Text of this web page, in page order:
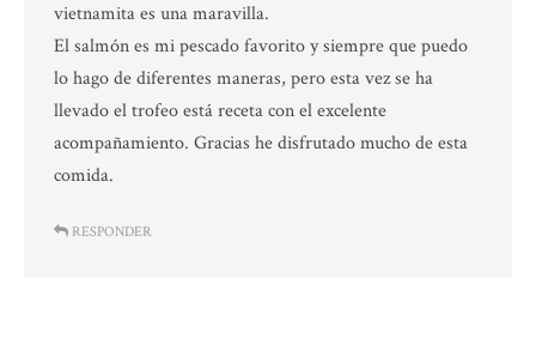
vietnamita es una maravilla.
El salmón es mi pescado favorito y siempre que puedo
lo hago de diferentes maneras, pero esta vez se ha
llevado el trofeo está receta con el excelente
acompañamiento. Gracias he disfrutado mucho de esta
comida.
RESPONDER